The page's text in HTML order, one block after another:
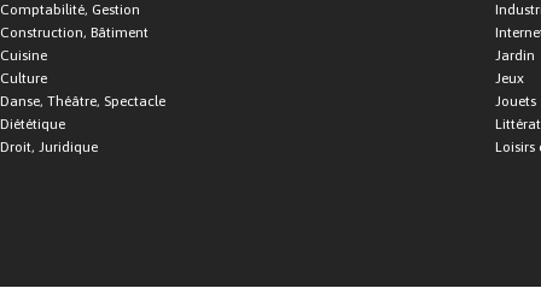
Comptabilité, Gestion
Construction, Bâtiment
Cuisine
Culture
Danse, Théâtre, Spectacle
Diététique
Droit, Juridique
Jardin
Jeux
Jouets
Loisirs